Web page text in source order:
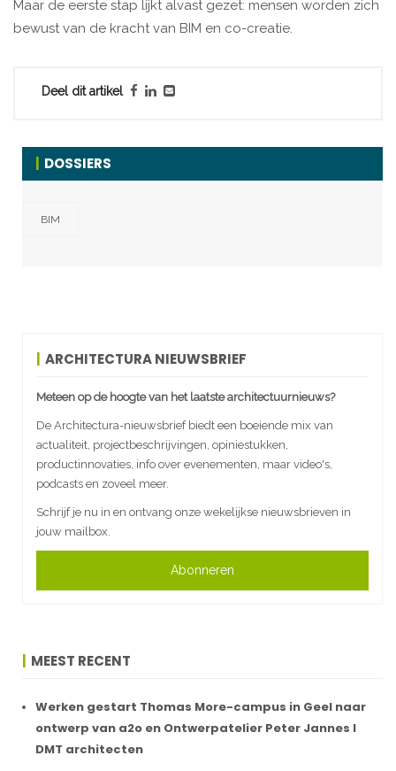
Maar de eerste stap lijkt alvast gezet: mensen worden zich
bewust van de kracht van BIM en co-creatie.
Deel dit artikel
DOSSIERS
BIM
ARCHITECTURA NIEUWSBRIEF
Meteen op de hoogte van het laatste architectuurnieuws?
De Architectura-nieuwsbrief biedt een boeiende mix van
actualiteit, projectbeschrijvingen, opiniestukken,
productinnovaties, info over evenementen, maar video's,
podcasts en zoveel meer.
Schrijf je nu in en ontvang onze wekelijkse nieuwsbrieven in
jouw mailbox.
Abonneren
MEEST RECENT
Werken gestart Thomas More-campus in Geel naar
ontwerp van a2o en Ontwerpatelier Peter Jannes I
DMT architecten